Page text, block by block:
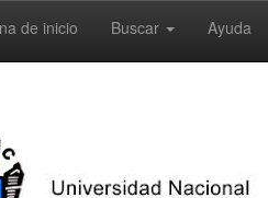
de inicio Buscar Ayuda